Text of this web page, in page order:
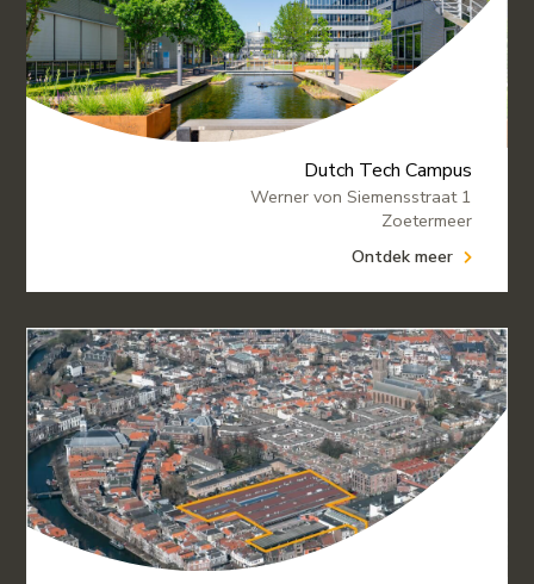
Dutch Tech Campus
Werner von Siemensstraat 1
Zoetermeer
Ontdek meer